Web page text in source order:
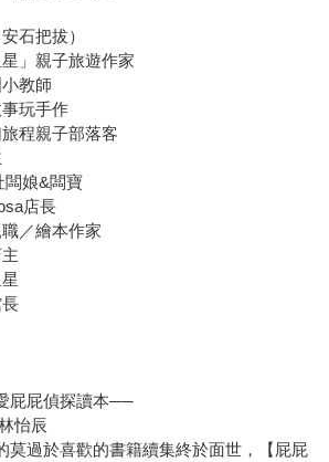
石把拔）
」親子旅遊作家
教師
玩手作
程親子部落客
闆娘&闆寶
店長
／繪本作家
屁屁偵探讀本──
怡辰
莫過於喜歡的書籍續集終於面世，【屁屁